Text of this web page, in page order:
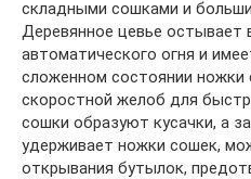
складными сошками и
Деревянное цевье остывает
автоматического огня и
сложенном состоянии
скоростной желоб для
сошки образуют кусачки, а
удерживает ножки сошек,
открывания бутылок,